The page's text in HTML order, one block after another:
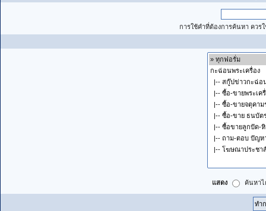
การใช้คำที่ต้องการค้นหา ควร
แสดง ค้นหาไ